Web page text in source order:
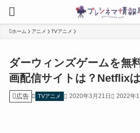
ホーム アニメ TVアニメ
ダーウィンズゲームを無
画配信サイトは？Netflix
広告 TVアニメ 2020年3月21日 2022年